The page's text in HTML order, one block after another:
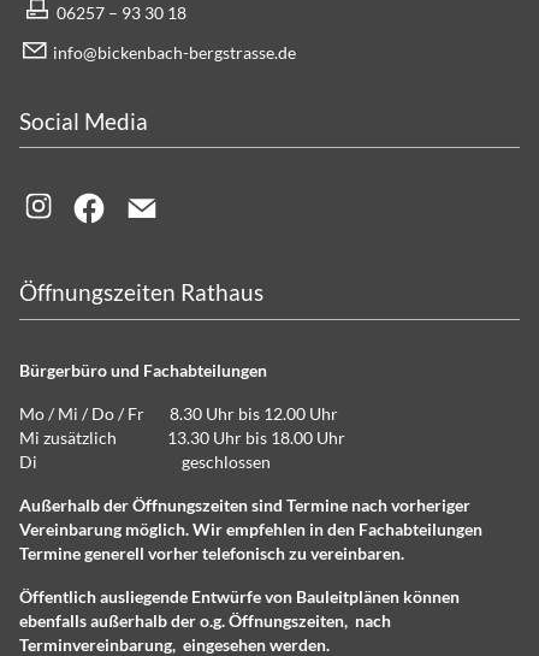
06257 – 93 30 18
info@bickenbach-bergstrasse.de
Social Media
Öffnungszeiten Rathaus
Bürgerbüro und Fachabteilungen
Mo / Mi / Do / Fr 8.30 Uhr bis 12.00 Uhr
Mi zusätzlich 13.30 Uhr bis 18.00 Uhr
Di geschlossen
Außerhalb der Öffnungszeiten sind Termine nach vorheriger
Vereinbarung möglich. Wir empfehlen in den Fachabteilungen
Termine generell vorher telefonisch zu vereinbaren.
Öffentlich ausliegende Entwürfe von Bauleitplänen können
ebenfalls außerhalb der o.g. Öffnungszeiten, nach
Terminvereinbarung, eingesehen werden.